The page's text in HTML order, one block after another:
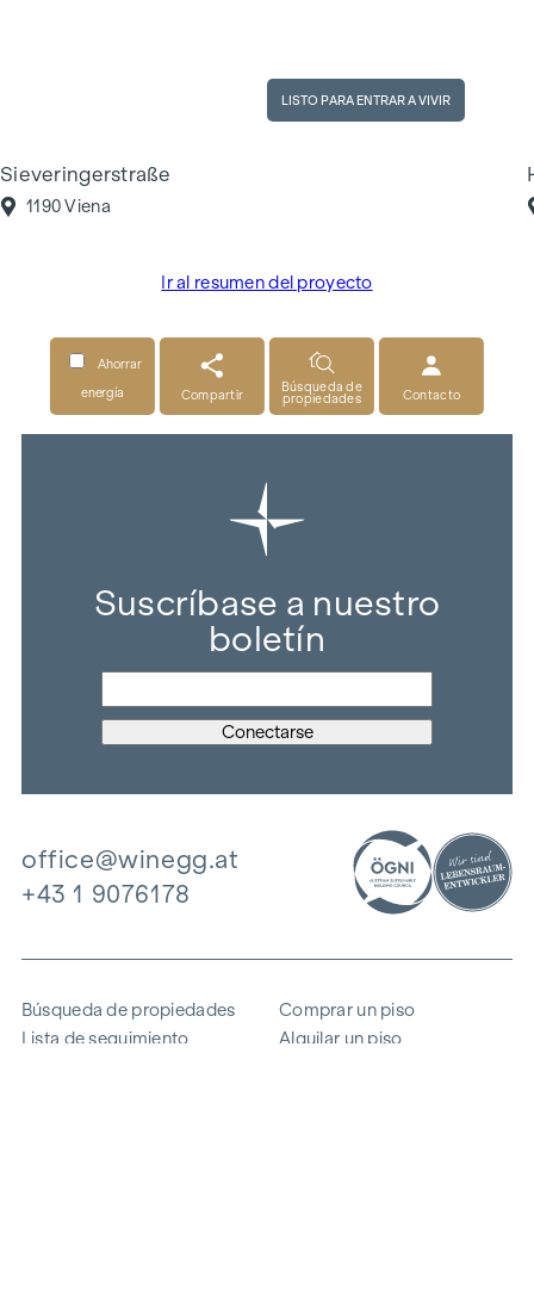
LISTO PARA ENTRAR A VIVIR
Sieveringerstraße
1190 Viena
Ir al resumen del proyecto
Ahorrar
energía
Compartir
Búsqueda de
propiedades
Contacto
Suscríbase a nuestro
boletín
office@winegg.at
+43 1 9076178
Búsqueda de propiedades
Lista de seguimiento
Comprar un piso
Alquilar un piso